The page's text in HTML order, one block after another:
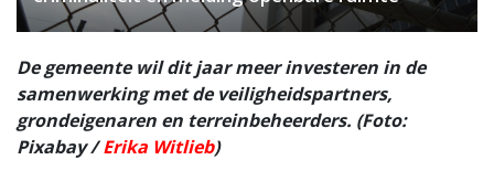
De gemeente wil dit jaar meer investeren in de
samenwerking met de veiligheidspartners,
grondeigenaren en terreinbeheerders. (Foto:
Pixabay /Erika Witlieb)